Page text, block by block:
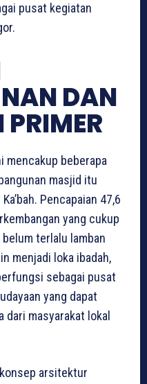
pusat kegiatan
DAN
mencakup beberapa
masjid itu
Pencapaian 47,6
yang cukup
terlalu lamban
menjadi loka ibadah,
sebagai pusat
yang dapat
masyarakat lokal
arsitektur